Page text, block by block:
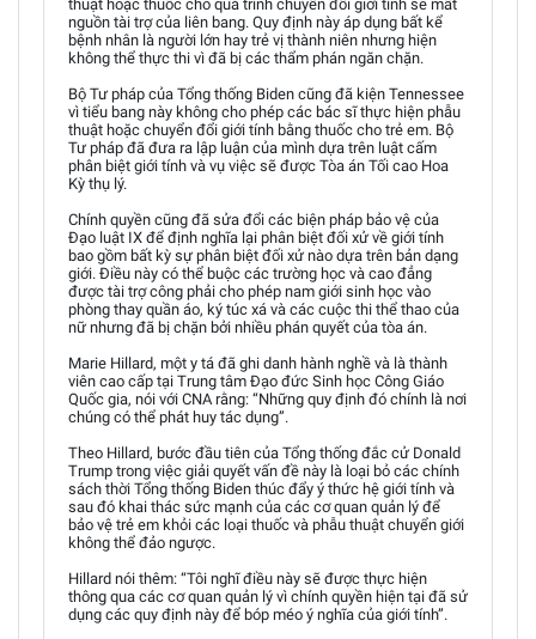
thuật hoặc thuốc cho quá trình chuyển đổi giới tính sẽ mất
nguồn tài trợ của liên bang. Quy định này áp dụng bất kể
bệnh nhân là người lớn hay trẻ vị thành niên nhưng hiện
không thể thực thi vì đã bị các thẩm phán ngăn chặn.
Bộ Tư pháp của Tổng thống Biden cũng đã kiện Tennessee
vì tiểu bang này không cho phép các bác sĩ thực hiện phẫu
thuật hoặc chuyển đổi giới tính bằng thuốc cho trẻ em. Bộ
Tư pháp đã đưa ra lập luận của mình dựa trên luật cấm
phân biệt giới tính và vụ việc sẽ được Tòa án Tối cao Hoa
Kỳ thụ lý.
Chính quyền cũng đã sửa đổi các biện pháp bảo vệ của
Đạo luật IX để định nghĩa lại phân biệt đối xử về giới tính
bao gồm bất kỳ sự phân biệt đối xử nào dựa trên bản dạng
giới. Điều này có thể buộc các trường học và cao đẳng
được tài trợ công phải cho phép nam giới sinh học vào
phòng thay quần áo, ký túc xá và các cuộc thi thể thao của
nữ nhưng đã bị chặn bởi nhiều phán quyết của tòa án.
Marie Hillard, một y tá đã ghi danh hành nghề và là thành
viên cao cấp tại Trung tâm Đạo đức Sinh học Công Giáo
Quốc gia, nói với CNA rằng: “Những quy định đó chính là nơi
chúng có thể phát huy tác dụng”.
Theo Hillard, bước đầu tiên của Tổng thống đắc cử Donald
Trump trong việc giải quyết vấn đề này là loại bỏ các chính
sách thời Tổng thống Biden thúc đẩy ý thức hệ giới tính và
sau đó khai thác sức mạnh của các cơ quan quản lý để
bảo vệ trẻ em khỏi các loại thuốc và phẫu thuật chuyển giới
không thể đảo ngược.
Hillard nói thêm: “Tôi nghĩ điều này sẽ được thực hiện
thông qua các cơ quan quản lý vì chính quyền hiện tại đã sử
dụng các quy định này để bóp méo ý nghĩa của giới tính”.